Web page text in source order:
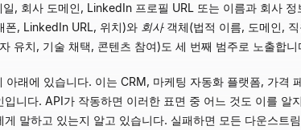
, 회사 도메인, LinkedIn 프로필 URL 또는 이름과 회사
폰, LinkedIn URL, 위치)와 회사객체(법적 이름, 도메인,
유치, 기술 채택, 콘텐츠 참여)도 세 번째 범주로 노출합니
래에 있습니다. 이는 CRM, 마케팅 자동화 플랫폼, 가격
니다. API가 작동하면 이러한 표면 중 어느 것도 이를 알
말하고 있는지 알고 있습니다. 실패하면 모든 다운스트